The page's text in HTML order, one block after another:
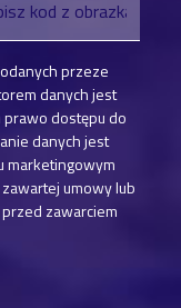
przeze
danych jest
prawo dostępu do
danych jest
marketingowym
umowy lub
zawarciem